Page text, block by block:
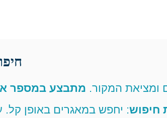
ומציאת המקור. מתבצע במספר
חיפוש: יחפש במאגרים באופן קל.